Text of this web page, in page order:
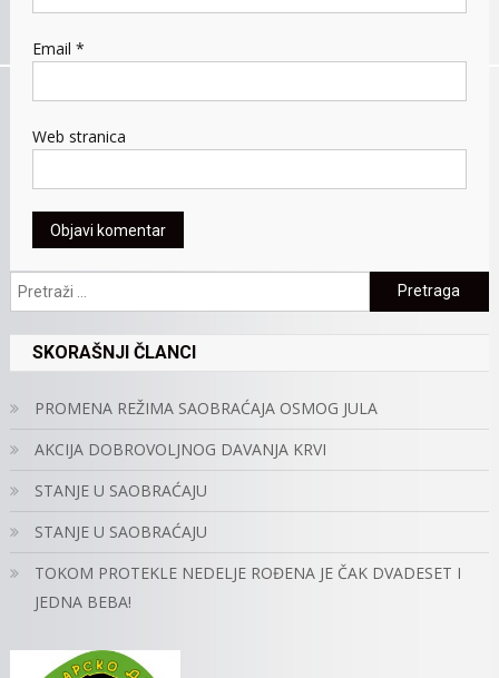
Email *
Web stranica
Pretraga:
SKORAŠNJI ČLANCI
PROMENA REŽIMA SAOBRAĆAJA OSMOG JULA
AKCIJA DOBROVOLJNOG DAVANJA KRVI
STANJE U SAOBRAĆAJU
STANJE U SAOBRAĆAJU
TOKOM PROTEKLE NEDELJE ROĐENA JE ČAK DVADESET I
JEDNA BEBA!